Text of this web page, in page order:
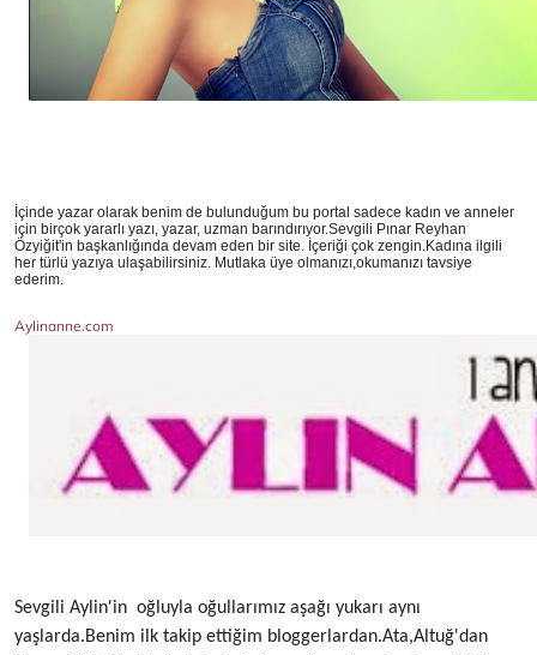
İçinde yazar olarak benim de bulunduğum bu portal sadece kadın ve anneler
için birçok yararlı yazı, yazar, uzman barındırıyor.Sevgili Pınar Reyhan
Özyiğit'in başkanlığında devam eden bir site. İçeriği çok zengin.Kadına ilgili
her türlü yazıya ulaşabilirsiniz. Mutlaka üye olmanızı,okumanızı tavsiye
ederim.
Aylinanne.com
Sevgili Aylin'in oğluyla oğullarımız aşağı yukarı aynı
yaşlarda.Benim ilk takip ettiğim bloggerlardan.Ata,Altuğ'dan